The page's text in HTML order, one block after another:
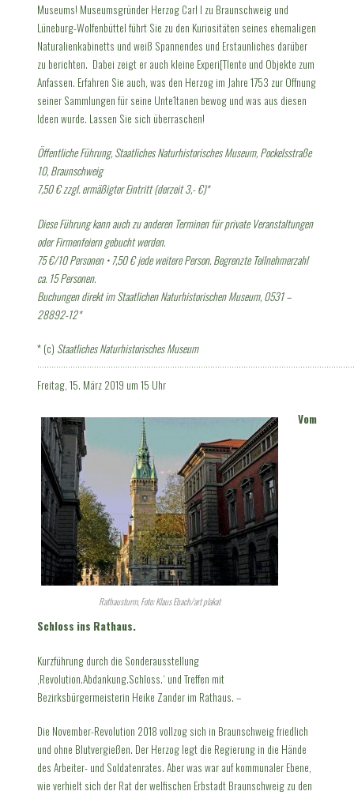
Museums! Museumsgründer Herzog Carl I zu Braunschweig und
Lüneburg-Wolfenbüttel führt Sie zu den Kuriositäten seines ehemaligen
Naturalienkabinetts und weiß Spannendes und Erstaunliches darüber
zu berichten. Dabei zeigt er auch kleine Experi[Tlente und Objekte zum
Anfassen. Erfahren Sie auch, was den Herzog im Jahre 1753 zur Offnung
seiner Sammlungen für seine Unte1tanen bewog und was aus diesen
Ideen wurde. Lassen Sie sich überraschen!
Öffentliche Führung, Staatliches Naturhistorisches Museum, Pockelsstraße
10, Braunschweig
7,50 € zzgl. ermäßigter Eintritt (derzeit 3,- €)*
Diese Führung kann auch zuanderen Terminen für private Veranstaltungen
oder Firmenfeiern gebucht werden.
75 €/10 Personen • 7,50 € jede weitere Person. Begrenzte Teilnehmerzahl
ca. 15 Personen.
Buchungen direkt im Staatlichen Naturhistorischen Museum, 0531 –
28892-12*
* (c) Staatliches Naturhistorisches Museum
Freitag, 15. März 2019 um 15 Uhr
Rathausturm, Foto: Klaus Ebach/art plakat
Vom
Schloss ins Rathaus.
Kurzführung durch die Sonderausstellung
‚Revolution.Abdankung.Schloss.‘ und Treffen mit
Bezirksbürgermeisterin Heike Zander im Rathaus. –
Die November-Revolution 2018 vollzog sich in Braunschweig friedlich
und ohne Blutvergießen. Der Herzog legt die Regierung in die Hände
des Arbeiter- und Soldatenrates. Aber was war auf kommunaler Ebene,
wie verhielt sich der Rat der welfischen Erbstadt Braunschweig zu den